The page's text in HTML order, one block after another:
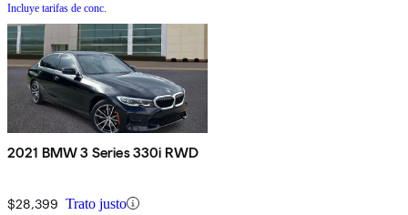
Incluye tarifas de conc.
2021 BMW 3 Series 330i RWD
$28,399 Trato justo